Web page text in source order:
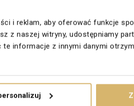
i reklam, aby oferować funkcje
z naszej witryny, udostępniamy
informacje z innymi danymi
Klasa energetyczna
Materiał